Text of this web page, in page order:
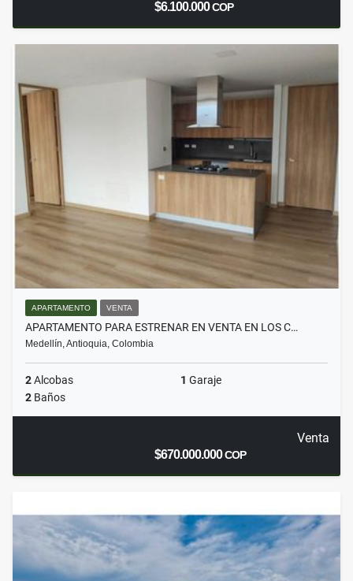
$6.100.000COP
APARTAMENTO VENTA
APARTAMENTO PARA ESTRENAR EN VENTA EN LOS C…
Medellín, Antioquia, Colombia
2Alcobas 1 Garaje
2 Baños
Venta
$670.000.000COP